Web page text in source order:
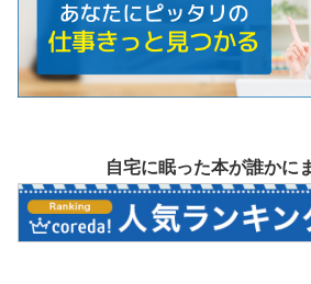
自宅に眠った本が誰かに